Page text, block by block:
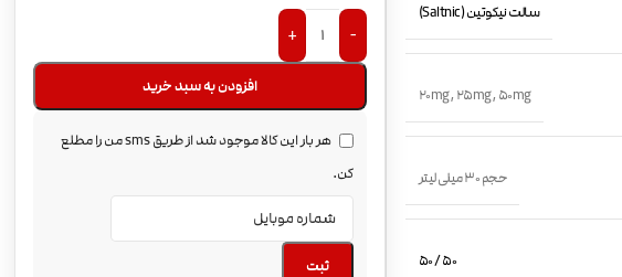
سالت نیکوتین (Saltnic)
20mg, 25mg, 50mg
حجم 30 میلی لیتر
50 / 50
-
+
افزودن به سبد خرید
هر بار این کالا موجود شد از طریق sms من را مطلع
کن.
ثبت